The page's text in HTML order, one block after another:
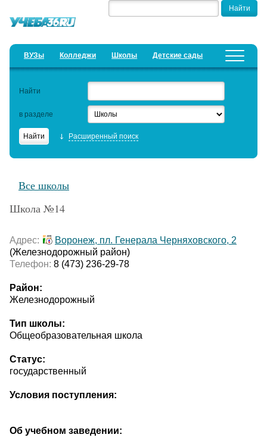
ВУЗы Колледжи Школы Детские сады
Добавить уч. заведение Предложить новость
Найти
в разделе
Расширенный поиск
Все школы
Школа №14
Адрес:
Воронеж, пл. Генерала Черняховского, 2
(Железнодорожный район)
Телефон: 8 (473) 236-29-78
Район:
Железнодорожный
Тип школы:
Общеобразовательная школа
Статус:
государственный
Условия поступления:
Об учебном заведении: